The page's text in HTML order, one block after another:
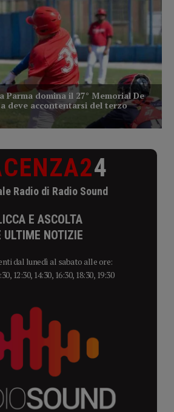
4
Radio di Radio Sound
E ASCOLTA
ULTIME NOTIZIE
dal lunedì al sabato alle ore:
12:30, 14:30, 16:30, 18:30, 19:30